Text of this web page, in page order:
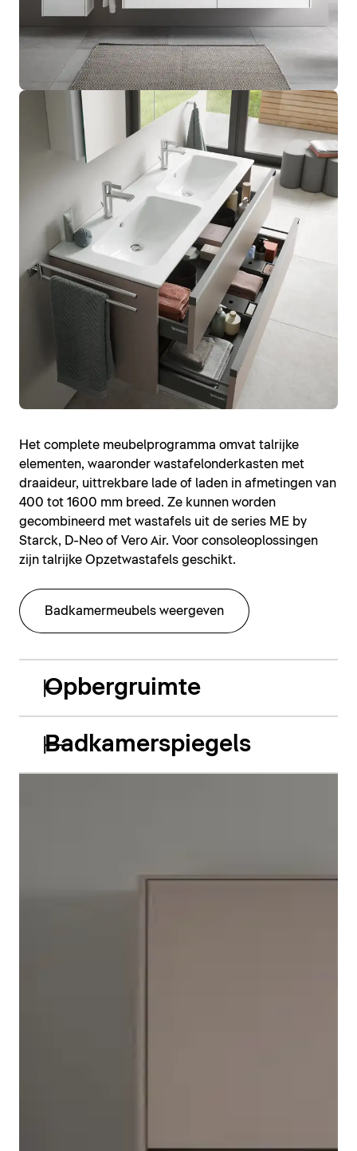
Het complete meubelprogramma omvat talrijke
elementen, waaronder wastafelonderkasten met
draaideur, uittrekbare lade of laden in afmetingen van
400 tot 1600 mm breed. Ze kunnen worden
gecombineerd met wastafels uit de series ME by
Starck, D-Neo of Vero Air. Voor consoleoplossingen
zijn talrijke Opzetwastafels geschikt.
Badkamermeubels weergeven
Opbergruimte
Badkamerspiegels